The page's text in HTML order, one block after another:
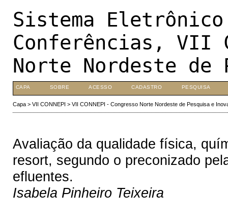
Sistema
Conferências, VII
Norte Nordeste de
CAPA SOBRE ACESSO CADASTRO PESQUISA
Capa> VII CONNEPI > VII CONNEPI - Congresso Norte Nordeste de Pesquisa e
Avaliação da qualidade física,
resort, segundo o preconizado
efluentes.
Isabela Pinheiro Teixeira